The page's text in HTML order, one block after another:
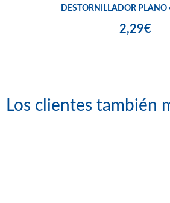
2,29€
Los clientes también